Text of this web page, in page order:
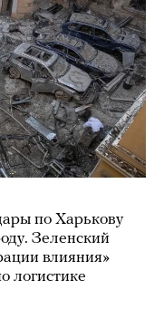
по Харькову
Зеленский
влияния»
логистике